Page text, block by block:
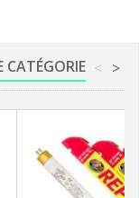
CATÉGORIE >
<